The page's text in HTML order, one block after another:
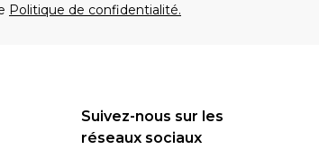
Politique de confidentialité.
Suivez-nous sur les
réseaux sociaux